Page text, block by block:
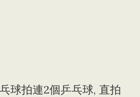
球拍連2個乒乓球, 直拍